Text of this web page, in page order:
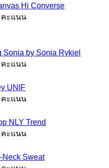
Hi Converse
คะแนน
Sonia by Sonia Rykiel
คะแนน
UNIF
คะแนน
NLY Trend
คะแนน
Neck Sweat